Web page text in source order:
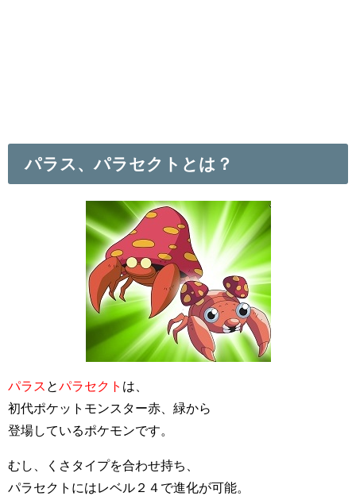
パラス、パラセクトとは？
パラス と パラセクト は、
初代ポケットモンスター赤、緑から
登場しているポケモンです。
むし、くさタイプを合わせ持ち、
パラセクトにはレベル２４で進化が可能。